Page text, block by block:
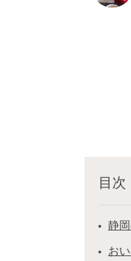
目次
静
お